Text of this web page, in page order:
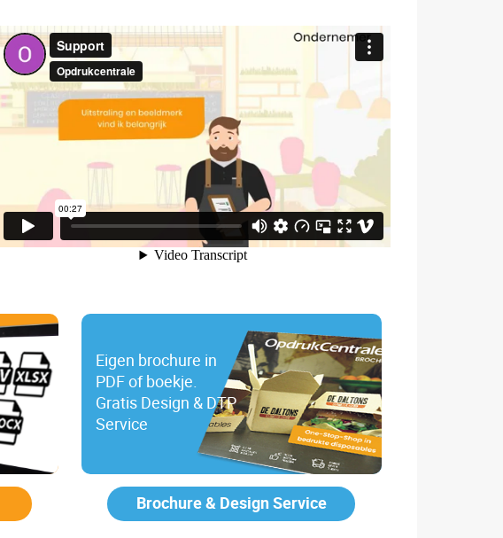
Eigen brochure in
PDF of boekje.
Gratis Design & DTP
Service
Brochure & Design Service